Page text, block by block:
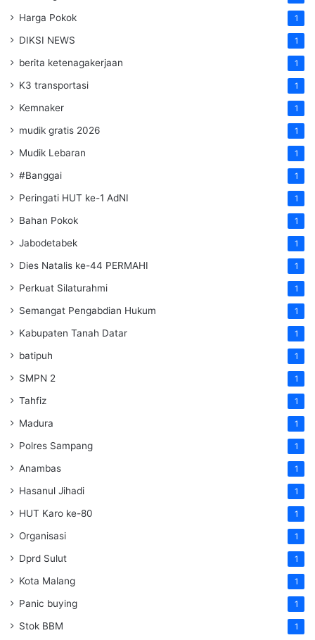
Harga Pokok 1
DIKSI NEWS 1
berita ketenagakerjaan 1
K3 transportasi 1
Kemnaker 1
mudik gratis 2026 1
Mudik Lebaran 1
#Banggai 1
Peringati HUT ke-1 AdNI 1
Bahan Pokok 1
Jabodetabek 1
Dies Natalis ke-44 PERMAHI 1
Perkuat Silaturahmi 1
Semangat Pengabdian Hukum 1
Kabupaten Tanah Datar 1
batipuh 1
SMPN 2 1
Tahfiz 1
Madura 1
Polres Sampang 1
Anambas 1
Hasanul Jihadi 1
HUT Karo ke-80 1
Organisasi 1
Dprd Sulut 1
Kota Malang 1
Panic buying 1
Stok BBM 1